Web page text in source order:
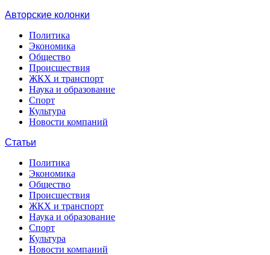
Авторские колонки
Политика
Экономика
Общество
Происшествия
ЖКХ и транспорт
Наука и образование
Спорт
Культура
Новости компаний
Статьи
Политика
Экономика
Общество
Происшествия
ЖКХ и транспорт
Наука и образование
Спорт
Культура
Новости компаний